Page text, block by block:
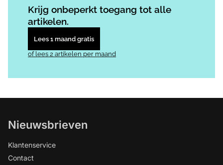
Krijg onbeperkt toegang tot alle
artikelen.
Lees 1 maand gratis
of lees 2 artikelen per maand
Nieuwsbrieven
Klantenservice
Contact